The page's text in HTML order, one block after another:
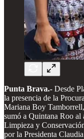
Punta Brava.- Desde
la presencia de la
Mariana Boy
sumó a Quintana Roo al
Limpieza y
por la Presidenta